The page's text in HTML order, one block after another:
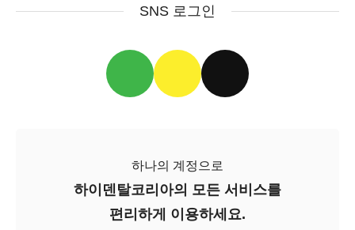
SNS 로그인
하나의 계정으로
하이덴탈코리아의 모든 서비스를
편리하게 이용하세요.